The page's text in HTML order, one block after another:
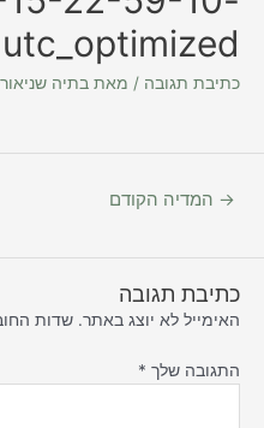
utc_optimized
כתיבת תגובה / מאת בתיה
→ המדיה הקודם
כתיבת תגובה
האימייל לא יוצג באתר. שדות
התגובה שלך *